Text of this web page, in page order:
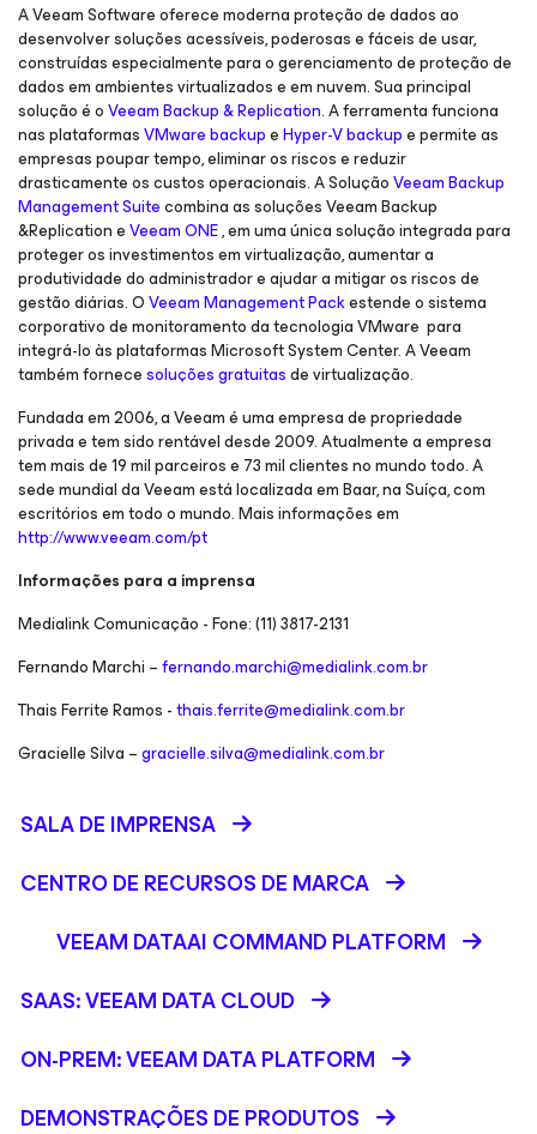
A Veeam Software oferece moderna proteção de dados ao
desenvolver soluções acessíveis, poderosas e fáceis de usar,
construídas especialmente para o gerenciamento de proteção de
dados em ambientes virtualizados e em nuvem. Sua principal
solução é oVeeam Backup & Replication. A ferramenta funciona
nas plataformasVMware backupeHyper-V backupe permite as
empresas poupar tempo, eliminar os riscos e reduzir
drasticamente os custos operacionais. A SoluçãoVeeam Backup
Management Suitecombina as soluções Veeam Backup
&Replication eVeeam ONE, em uma única solução integrada para
proteger os investimentos em virtualização, aumentar a
produtividade do administrador e ajudar a mitigar os riscos de
gestão diárias. OVeeam Management Packestende o sistema
corporativo de monitoramento da tecnologia VMware para
integrá-lo às plataformas Microsoft System Center. A Veeam
também fornecesoluções gratuitasde virtualização.
Fundada em 2006, a Veeam é uma empresa de propriedade
privada e tem sido rentável desde 2009. Atualmente a empresa
tem mais de 19 mil parceiros e 73 mil clientes no mundo todo. A
sede mundial da Veeam está localizada em Baar, na Suíça, com
escritórios em todo o mundo. Mais informações em
http://www.veeam.com/pt
Informações para a imprensa
Medialink Comunicação - Fone: (11) 3817-2131
Fernando Marchi –fernando.marchi@medialink.com.br
Thais Ferrite Ramos -thais.ferrite@medialink.com.br
Gracielle Silva –gracielle.silva@medialink.com.br
SALA DE IMPRENSA
CENTRO DE RECURSOS DE MARCA
VEEAM DATAAI COMMAND PLATFORM
SAAS: VEEAM DATA CLOUD
ON-PREM: VEEAM DATA PLATFORM
DEMONSTRAÇÕES DE PRODUTOS